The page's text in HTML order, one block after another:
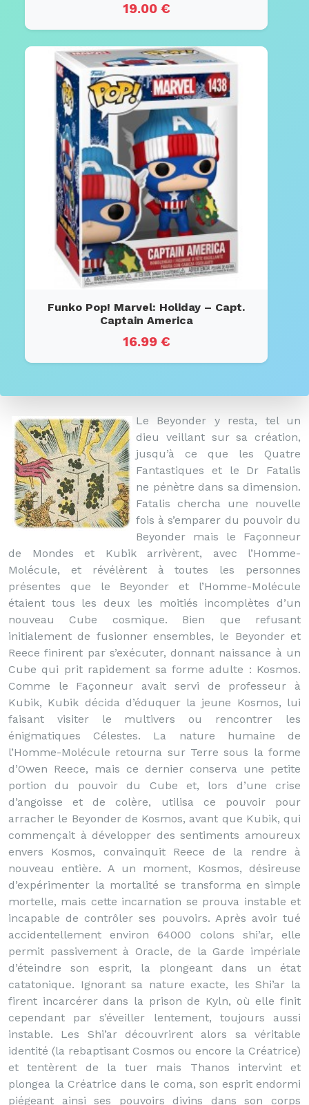
19.00 €
Funko Pop! Marvel: Holiday – Capt.
Captain America
16.99 €
Le Beyonder y resta, tel un
dieu veillant sur sa création,
jusqu’à ce que les Quatre
Fantastiques et le Dr Fatalis
ne pénètre dans sa dimension.
Fatalis chercha une nouvelle
fois à s’emparer du pouvoir du
Beyonder mais le Façonneur
de Mondes et Kubik arrivèrent, avec l’Homme-
Molécule, et révélèrent à toutes les personnes
présentes que le Beyonder et l’Homme-Molécule
étaient tous les deux les moitiés incomplètes d’un
nouveau Cube cosmique. Bien que refusant
initialement de fusionner ensembles, le Beyonder et
Reece finirent par s’exécuter, donnant naissance à un
Cube qui prit rapidement sa forme adulte : Kosmos.
Comme le Façonneur avait servi de professeur à
Kubik, Kubik décida d’éduquer la jeune Kosmos, lui
faisant visiter le multivers ou rencontrer les
énigmatiques Célestes. La nature humaine de
l’Homme-Molécule retourna sur Terre sous la forme
d’Owen Reece, mais ce dernier conserva une petite
portion du pouvoir du Cube et, lors d’une crise
d’angoisse et de colère, utilisa ce pouvoir pour
arracher le Beyonder de Kosmos, avant que Kubik, qui
commençait à développer des sentiments amoureux
envers Kosmos, convainquit Reece de la rendre à
nouveau entière. A un moment, Kosmos, désireuse
d’expérimenter la mortalité se transforma en simple
mortelle, mais cette incarnation se prouva instable et
incapable de contrôler ses pouvoirs. Après avoir tué
accidentellement environ 64000 colons shi’ar, elle
permit passivement à Oracle, de la Garde impériale
d’éteindre son esprit, la plongeant dans un état
catatonique. Ignorant sa nature exacte, les Shi’ar la
firent incarcérer dans la prison de Kyln, où elle finit
cependant par s’éveiller lentement, toujours aussi
instable. Les Shi’ar découvrirent alors sa véritable
identité (la rebaptisant Cosmos ou encore la Créatrice)
et tentèrent de la tuer mais Thanos intervint et
plongea la Créatrice dans le coma, son esprit endormi
piégeant ainsi ses pouvoirs divins dans son corps